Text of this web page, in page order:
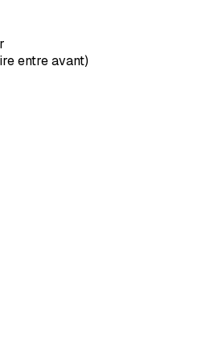
entre avant)